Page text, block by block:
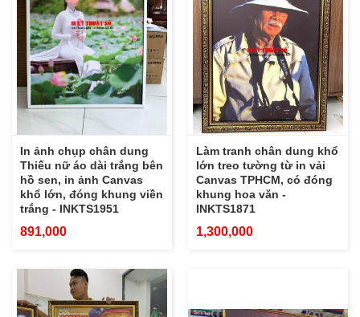
In ảnh chụp chân dung
Thiếu nữ áo dài trắng bên
hồ sen, in ảnh Canvas
khổ lớn, đóng khung viền
trắng - INKTS1951
891,000
Làm tranh chân dung khổ
lớn treo tường từ in vải
Canvas TPHCM, có đóng
khung hoa văn -
INKTS1871
1,300,000